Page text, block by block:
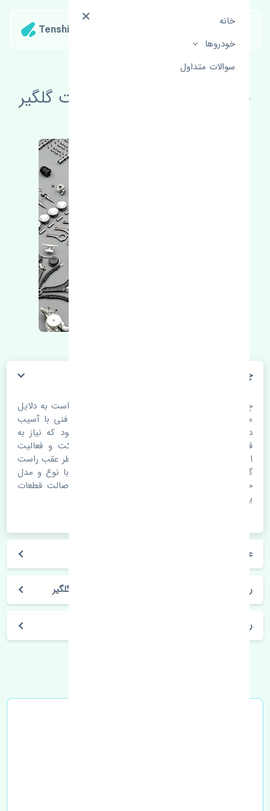
خانه
خودروها
سوالات متداول
Tenshipart
قیمت چراغ خطر عقب راست گلگیر
چراغ خطر عقب راست گلگیر
چراغ خطر عقب راست گلگیر. در هر خودرو ممکن است به دلایل
مختلف مثل تصادف، مستهلک شدن یا مشکلات فنی با آسیب
دیدگی روبرو شود. این آسیب می‌تواند باعث شود که نیاز به
قطعه‌ یدکی باشد. در این موارد برای ادامۀ حرکت و فعالیت
اتومبیل به لوازم یدکی نیاز مبرم می‌باشد. چراغ خطر عقب راست
گلگیر
باید متناسب با نوع و مدل
خودرو مورد نظر باشد. به همین جهت اهمیت اصالت قطعات
یدکی بسیار بالا است.
علائم خرابی چراغ خطر عقب راست گلگیر
راه های جلوگیری از خرابی چراغ خطر عقب راست گلگیر
راه های ارتباطی با تنشی پارت